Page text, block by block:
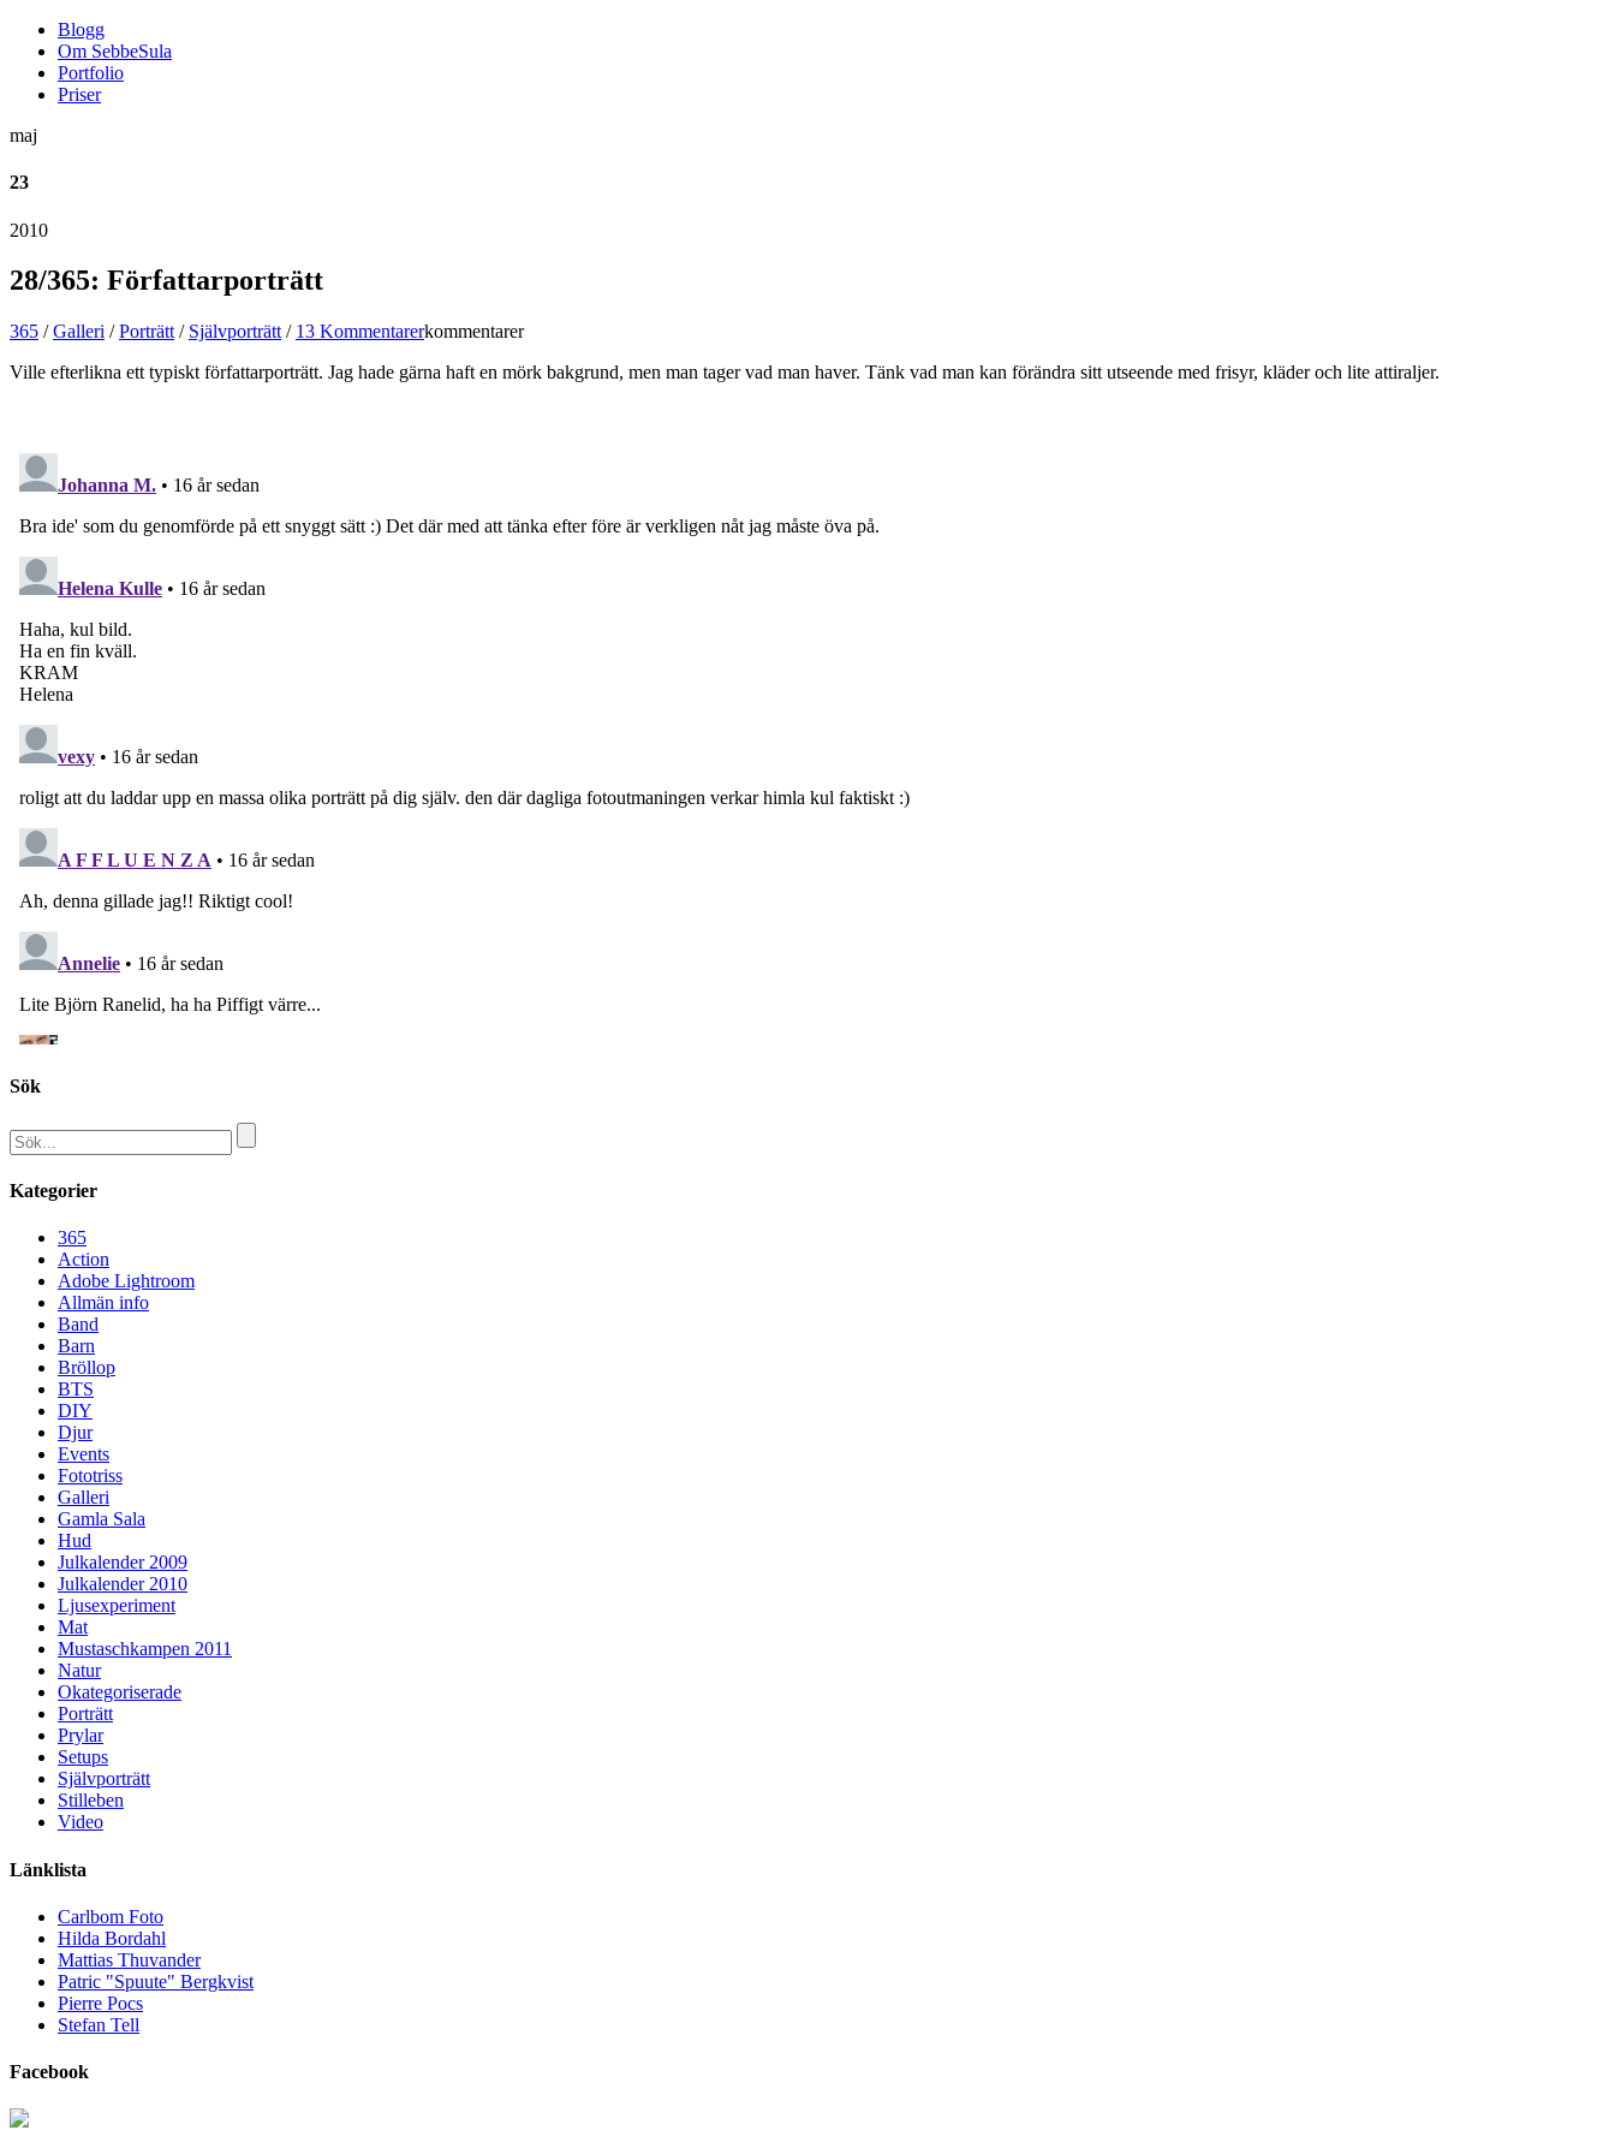
Blogg
Om SebbeSula
Portfolio
Priser
maj
23
2010
28/365: Författarporträtt
365 /Galleri /Porträtt / Självporträtt / 13 Kommentarerkommentarer
Ville efterlikna ett typiskt författarporträtt. Jag hade gärna haft en mörk bakgrund, men man tager vad man haver. Tänk vad man kan förändra sitt utseende med frisyr, kläder och lite attiraljer.
Sök
Kategorier
365
Action
Adobe Lightroom
Allmän info
Band
Barn
Bröllop
BTS
DIY
Djur
Events
Fototriss
Galleri
Gamla Sala
Hud
Julkalender 2009
Julkalender 2010
Ljusexperiment
Mat
Mustaschkampen 2011
Natur
Okategoriserade
Porträtt
Prylar
Setups
Självporträtt
Stilleben
Video
Länklista
Carlbom Foto
Hilda Bordahl
Mattias Thuvander
Patric "Spuute" Bergkvist
Pierre Pocs
Stefan Tell
Facebook